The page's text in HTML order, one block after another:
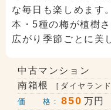
な毎日も楽しめます
本・5種の梅が植樹
広がり季節ごとに美
中古マンション
南箱根
［ダイヤランド
価 格：
850万円